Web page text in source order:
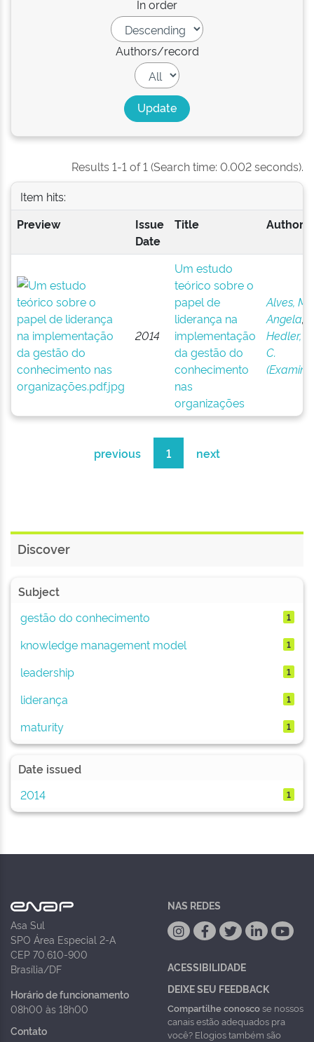
In order
Authors/record
Results 1-1 of 1 (Search time: 0.002 seconds).
Item hits:
Preview
Issue
Date
Title
2014
Um estudo
teórico sobre o
papel de
liderança na
implementação
da gestão do
conhecimento
nas
organizações
Alves,
Angela;
Hedler,
C.
previous 1 next
Discover
Subject
gestão do conhecimento
1
knowledge management model 1
leadership 1
liderança 1
maturity 1
Date issued
2014
1
Asa Sul
SPO Área Especial 2-A
CEP 70.610-900
Brasília/DF
Horário de funcionamento
08h00 às 18h00
Contato
NAS REDES
ACESSIBILIDADE
DEIXE SEU FEEDBACK
Compartilhe conoscose nossos
canais estão adequados pra
você? Elogios também são